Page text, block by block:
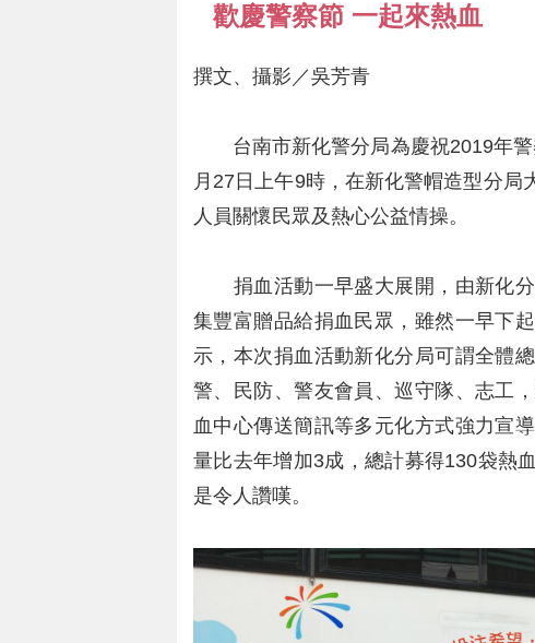
歡慶警察節 一起來熱血
撰文、攝影／吳芳青
台南市新化警分局為慶祝2019年警
月27日上午9時，在新化警帽造型分
人員關懷民眾及熱心公益情操。
捐血活動一早盛大展開，由新化分
集豐富贈品給捐血民眾，雖然一早下
示，本次捐血活動新化分局可謂全體
警、民防、警友會員、巡守隊、志工
血中心傳送簡訊等多元化方式強力宣
量比去年增加3成，總計募得130袋熱
是令人讚嘆。